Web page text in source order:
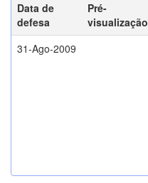
Data de
defesa
Pré-
visualização
31-Ago-2009